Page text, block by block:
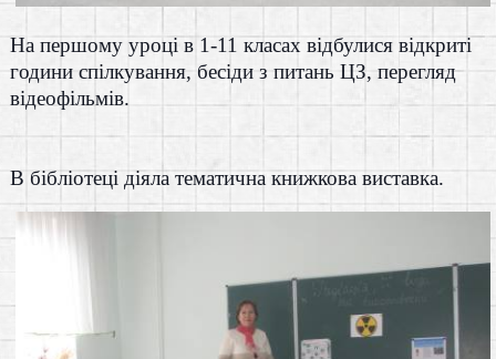
На першому уроці в 1-11 класах відбулися відкриті
години спілкування, бесіди з питань ЦЗ, перегляд
відеофільмів.
В бібліотеці діяла тематична книжкова виставка.